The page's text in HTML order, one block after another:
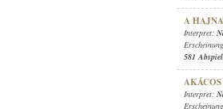
A
Interpret:
581
Interpret: